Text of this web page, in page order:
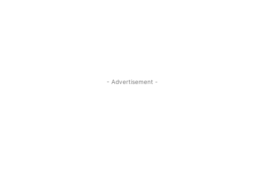
- Advertisement -